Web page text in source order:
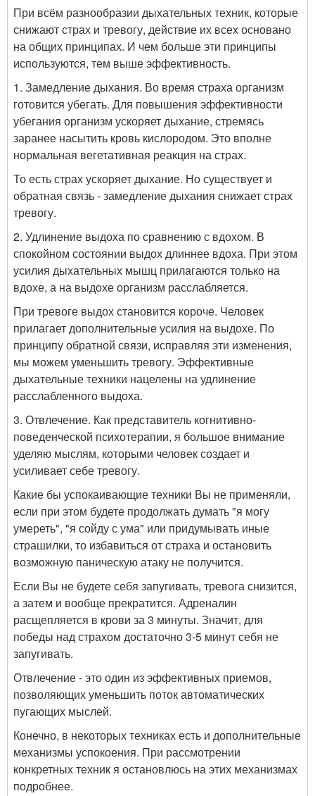
При всём разнообразии дыхательных техник, которые
снижают страх и тревогу, действие их всех основано
на общих принципах. И чем больше эти принципы
используются, тем выше эффективность.
1. Замедление дыхания. Во время страха организм
готовится убегать. Для повышения эффективности
убегания организм ускоряет дыхание, стремясь
заранее насытить кровь кислородом. Это вполне
нормальная вегетативная реакция на страх.
То есть страх ускоряет дыхание. Но существует и
обратная связь - замедление дыхания снижает страх
тревогу.
2. Удлинение выдоха по сравнению с вдохом. В
спокойном состоянии выдох длиннее вдоха. При этом
усилия дыхательных мышц прилагаются только на
вдохе, а на выдохе организм расслабляется.
При тревоге выдох становится короче. Человек
прилагает дополнительные усилия на выдохе. По
принципу обратной связи, исправляя эти изменения,
мы можем уменьшить тревогу. Эффективные
дыхательные техники нацелены на удлинение
расслабленного выдоха.
3. Отвлечение. Как представитель когнитивно-
поведенческой психотерапии, я большое внимание
уделяю мыслям, которыми человек создает и
усиливает себе тревогу.
Какие бы успокаивающие техники Вы не применяли,
если при этом будете продолжать думать "я могу
умереть", "я сойду с ума" или придумывать иные
страшилки, то избавиться от страха и остановить
возможную паническую атаку не получится.
Если Вы не будете себя запугивать, тревога снизится,
а затем и вообще прекратится. Адреналин
расщепляется в крови за 3 минуты. Значит, для
победы над страхом достаточно 3-5 минут себя не
запугивать.
Отвлечение - это один из эффективных приемов,
позволяющих уменьшить поток автоматических
пугающих мыслей.
Конечно, в некоторых техниках есть и дополнительные
механизмы успокоения. При рассмотрении
конкретных техник я остановлюсь на этих механизмах
подробнее.